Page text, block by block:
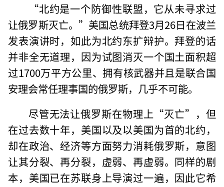
“北约是一个防御性联盟，它从未寻求过
让俄罗斯灭亡。”美国总统拜登3月26日在波兰
发表演讲时，如此为北约东扩辩护。拜登的话
并非全无道理，因为试图消灭一个国土面积超
过1700万平方公里、拥有核武器并且是联合国
安理会常任理事国的俄罗斯，几乎不可能。
尽管无法让俄罗斯在物理上“灭亡”，但
在过去数十年，美国以及以美国为首的北约，
却在政治、经济等方面努力消耗俄罗斯，意图
让其分裂、再分裂，虚弱、再虚弱。同样的剧
本，美国已在苏联身上导演过一遍，因此它希